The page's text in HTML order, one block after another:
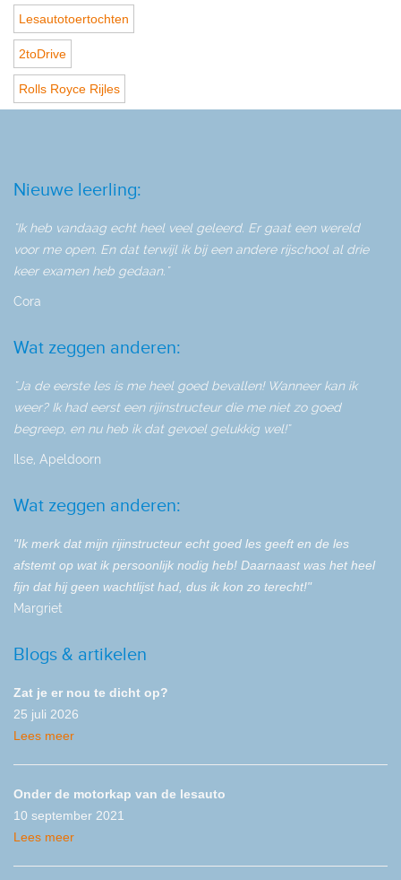
Lesautotoertochten
2toDrive
Rolls Royce Rijles
Nieuwe leerling:
"Ik heb vandaag echt heel veel geleerd. Er gaat een wereld
voor me open. En dat terwijl ik bij een andere rijschool al drie
keer examen heb gedaan."
Cora
Wat zeggen anderen:
"Ja de eerste les is me heel goed bevallen! Wanneer kan ik
weer? Ik had eerst een rijinstructeur die me niet zo goed
begreep, en nu heb ik dat gevoel gelukkig wel!"
Ilse, Apeldoorn
Wat zeggen anderen:
"Ik merk dat mijn rijinstructeur echt goed les geeft en de les
afstemt op wat ik persoonlijk nodig heb! Daarnaast was het heel
fijn dat hij geen wachtlijst had, dus ik kon zo terecht!"
Margriet
Blogs & artikelen
Zat je er nou te dicht op?
25 juli 2026
Lees meer
Onder de motorkap van de lesauto
10 september 2021
Lees meer